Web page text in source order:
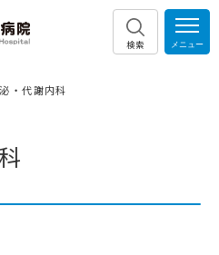
検索
・代謝内科